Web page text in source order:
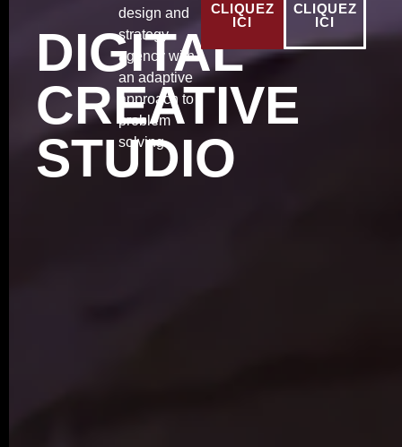
DIGITAL
CREATIVE
STUDIO
design and
strategy
agency with
an adaptive
approach to
problem
solving.
CLIQUEZ
ICI
CLIQUEZ
ICI